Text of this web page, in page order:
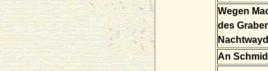
Wegen
des
An